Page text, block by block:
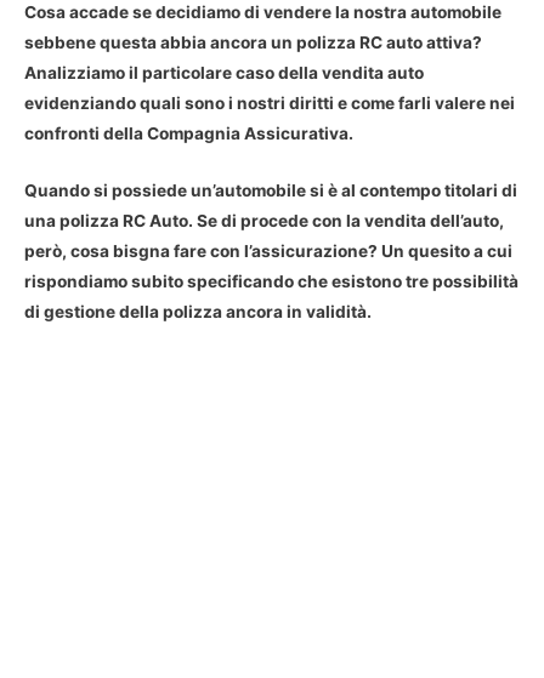
Cosa accade se decidiamo di vendere la nostra automobile
sebbene questa abbia ancora un polizza RC auto attiva?
Analizziamo il particolare caso della vendita auto
evidenziando quali sono i nostri diritti e come farli valere nei
confronti della Compagnia Assicurativa.
Quando si possiede un’automobile si è al contempo titolari di
una polizza RC Auto. Se di procede con la vendita dell’auto,
però, cosa bisgna fare con l’assicurazione? Un quesito a cui
rispondiamo subito specificando che esistono tre possibilità
di gestione della polizza ancora in validità.